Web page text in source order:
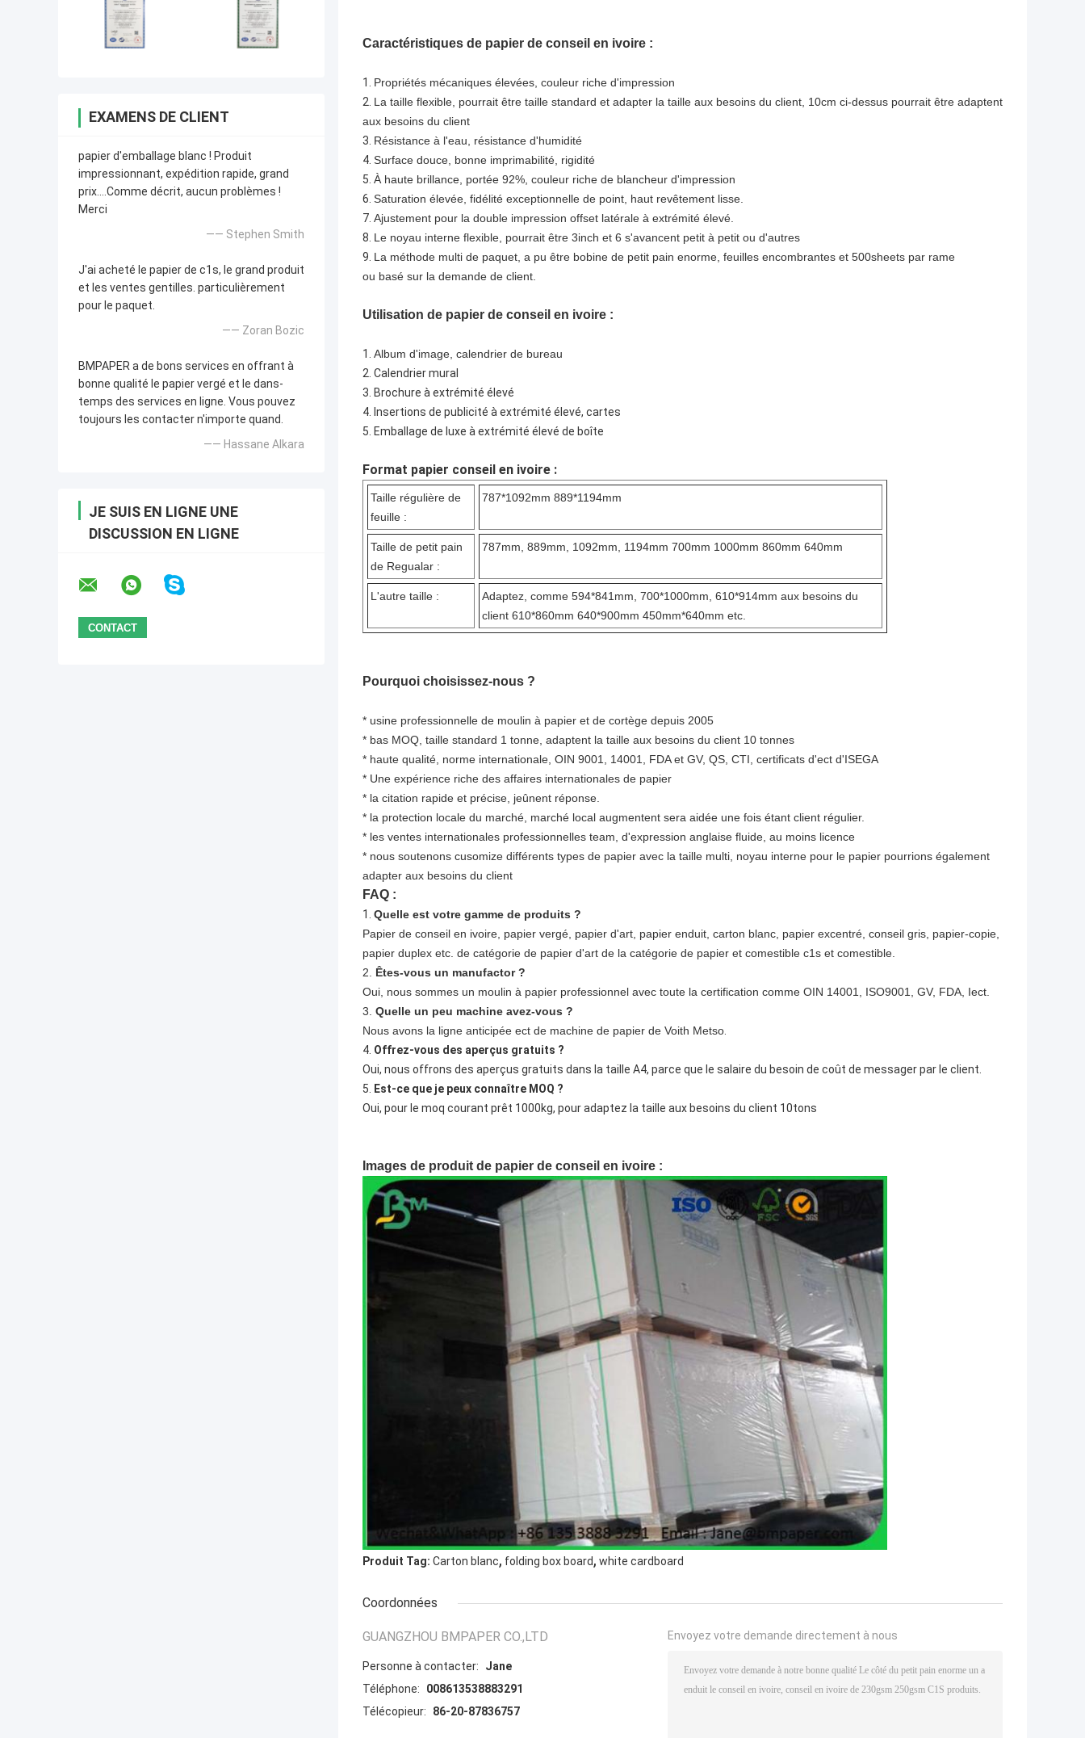
EXAMENS DE CLIENT
papier d'emballage blanc ! Produit
impressionnant, expédition rapide, grand
prix….Comme décrit, aucun problèmes !
Merci
—— Stephen Smith
J'ai acheté le papier de c1s, le grand produit
et les ventes gentilles. particulièrement
pour le paquet.
—— Zoran Bozic
BMPAPER a de bons services en offrant à
bonne qualité le papier vergé et le dans-
temps des services en ligne. Vous pouvez
toujours les contacter n'importe quand.
—— Hassane Alkara
JE SUIS EN LIGNE UNE
DISCUSSION EN LIGNE
Caractéristiques de papier de conseil en ivoire :
1. Propriétés mécaniques élevées, couleur riche d'impression
2. La taille flexible, pourrait être taille standard et adapter la taille aux besoins du client, 10cm ci-dessus pourrait être adaptent
aux besoins du client
3. Résistance à l'eau, résistance d'humidité
4. Surface douce, bonne imprimabilité, rigidité
5. À haute brillance, portée 92%, couleur riche de blancheur d'impression
6. Saturation élevée, fidélité exceptionnelle de point, haut revêtement lisse.
7. Ajustement pour la double impression offset latérale à extrémité élevé.
8. Le noyau interne flexible, pourrait être 3inch et 6 s'avancent petit à petit ou d'autres
9. La méthode multi de paquet, a pu être bobine de petit pain enorme, feuilles encombrantes et 500sheets par rame
ou basé sur la demande de client.
Utilisation de papier de conseil en ivoire :
1. Album d'image, calendrier de bureau
2. Calendrier mural
3. Brochure à extrémité élevé
4. Insertions de publicité à extrémité élevé, cartes
5. Emballage de luxe à extrémité élevé de boîte
Format papier conseil en ivoire :
Taille régulière de
feuille :
787*1092mm 889*1194mm
Taille de petit pain
de Regualar :
787mm, 889mm, 1092mm, 1194mm 700mm 1000mm 860mm 640mm
L'autre taille :
Adaptez, comme 594*841mm, 700*1000mm, 610*914mm aux besoins du
client 610*860mm 640*900mm 450mm*640mm etc.
Pourquoi choisissez-nous ?
* usine professionnelle de moulin à papier et de cortège depuis 2005
* bas MOQ, taille standard 1 tonne, adaptent la taille aux besoins du client 10 tonnes
* haute qualité, norme internationale, OIN 9001, 14001, FDA et GV, QS, CTI, certificats d'ect d'ISEGA
* Une expérience riche des affaires internationales de papier
* la citation rapide et précise, jeûnent réponse.
* la protection locale du marché, marché local augmentent sera aidée une fois étant client régulier.
* les ventes internationales professionnelles team, d'expression anglaise fluide, au moins licence
* nous soutenons cusomize différents types de papier avec la taille multi, noyau interne pour le papier pourrions également
adapter aux besoins du client
FAQ :
1. Quelle est votre gamme de produits ?
Papier de conseil en ivoire, papier vergé, papier d'art, papier enduit, carton blanc, papier excentré, conseil gris, papier-copie,
papier duplex etc. de catégorie de papier d'art de la catégorie de papier et comestible c1s et comestible.
2. Êtes-vous un manufactor ?
Oui, nous sommes un moulin à papier professionnel avec toute la certification comme OIN 14001, ISO9001, GV, FDA, Iect.
3. Quelle un peu machine avez-vous ?
Nous avons la ligne anticipée ect de machine de papier de Voith Metso.
4. Offrez-vous des aperçus gratuits ?
Oui, nous offrons des aperçus gratuits dans la taille A4, parce que le salaire du besoin de coût de messager par le client.
5. Est-ce que je peux connaître MOQ ?
Oui, pour le moq courant prêt 1000kg, pour adaptez la taille aux besoins du client 10tons
Images de produit de papier de conseil en ivoire :
Produit Tag: Carton blanc, folding box board, white cardboard
Coordonnées
GUANGZHOU BMPAPER CO.,LTD
Personne à contacter:
Jane
Téléphone:
008613538883291
Télécopieur:
86-20-87836757
Envoyez votre demande directement à nous